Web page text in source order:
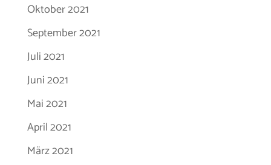
Oktober 2021
September 2021
Juli 2021
Juni 2021
Mai 2021
April 2021
März 2021